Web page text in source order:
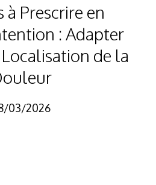
à Prescrire en
: Adapter
de la
03/2026